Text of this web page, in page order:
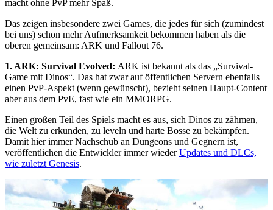
macht ohne PvP mehr Spaß.
Das zeigen insbesondere zwei Games, die jedes für sich (zumindest
bei uns) schon mehr Aufmerksamkeit bekommen haben als die
oberen gemeinsam: ARK und Fallout 76.
1. ARK: Survival Evolved: ARK ist bekannt als das „Survival-
Game mit Dinos“. Das hat zwar auf öffentlichen Servern ebenfalls
einen PvP-Aspekt (wenn gewünscht), bezieht seinen Haupt-Content
aber aus dem PvE, fast wie ein MMORPG.
Einen großen Teil des Spiels macht es aus, sich Dinos zu zähmen,
die Welt zu erkunden, zu leveln und harte Bosse zu bekämpfen.
Damit hier immer Nachschub an Dungeons und Gegnern ist,
veröffentlichen die Entwickler immer wiederUpdates und DLCs,
wie zuletzt Genesis.